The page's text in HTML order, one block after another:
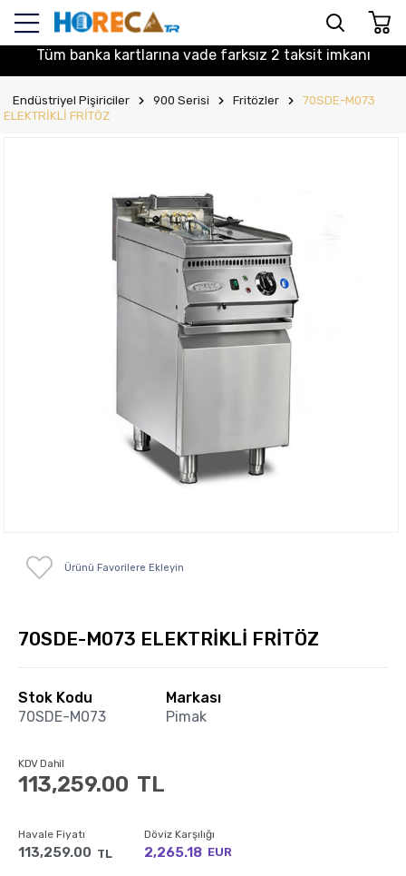
Tüm banka kartlarına vade farksız 2 taksit imkanı
Endüstriyel Pişiriciler 900 Serisi Fritözler
70SDE-M073
ELEKTRİKLİ FRİTÖZ
Ürünü Favorilere Ekleyin
70SDE-M073 ELEKTRİKLİ FRİTÖZ
Stok Kodu
70SDE-M073
Markası
Pimak
113,259.00 TL
KDV Dahil
Havale Fiyatı
113,259.00 TL
Döviz Karşılığı
2,265.18 EUR